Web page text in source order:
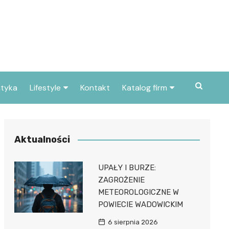
Lifestyle
Poradniki
Dom i ogród
Znane osoby
Kontakt Katalog firm
Prawo i finanse
Motoryzacja
Aktualności
UPAŁY I BURZE:
ZAGROŻENIE
METEOROLOGICZNE W
POWIECIE WADOWICKIM
6 sierpnia 2026